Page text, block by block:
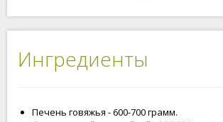
Ингредиенты
Печень говяжья - 600-700 грамм.